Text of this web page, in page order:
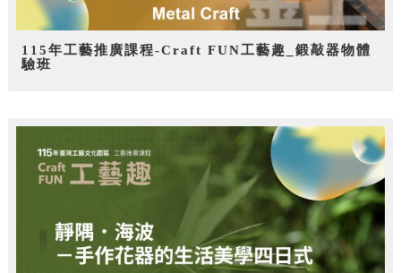
115年工藝推廣課程-Craft FUN工藝趣_鍛敲器物體
驗班